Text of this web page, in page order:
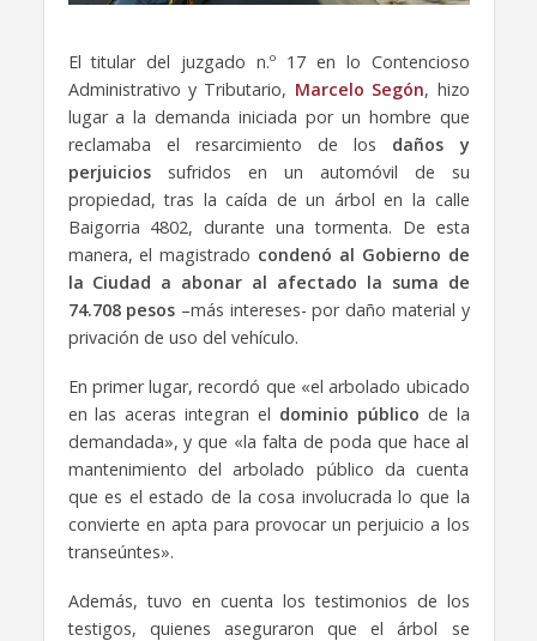
El titular del juzgado n.º 17 en lo Contencioso
Administrativo y Tributario, Marcelo Segón, hizo
lugar a la demanda iniciada por un hombre que
reclamaba el resarcimiento de los daños y
perjuiciossufridos en un automóvil de su
propiedad, tras la caída de un árbol en la calle
Baigorria 4802, durante una tormenta. De esta
manera, el magistrado condenó al Gobierno de
la Ciudad a abonar al afectado la suma de
74.708 pesos –más intereses- por daño material y
privación de uso del vehículo.
En primer lugar, recordó que «el arbolado ubicado
en las aceras integran el dominio público de la
demandada», y que «la falta de poda que hace al
mantenimiento del arbolado público da cuenta
que es el estado de la cosa involucrada lo que la
convierte en apta para provocar un perjuicio a los
transeúntes».
Además, tuvo en cuenta los testimonios de los
testigos, quienes aseguraron que el árbol se